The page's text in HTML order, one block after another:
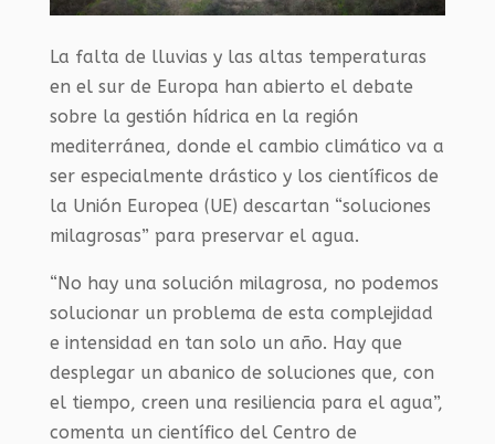
La falta de lluvias y las altas temperaturas
en el sur de Europa han abierto el debate
sobre la gestión hídrica en la región
mediterránea, donde el cambio climático va a
ser especialmente drástico ylos científicos de
la Unión Europea (UE) descartan “soluciones
milagrosas” para preservar el agua.
“No hay una solución milagrosa, no podemos
solucionar un problema de esta complejidad
e intensidad en tan solo un año. Hay que
desplegar un abanico de soluciones que, con
el tiempo, creen una resiliencia para el agua”,
comenta un científico del Centro de